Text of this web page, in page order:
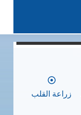
0
زراعة القلب